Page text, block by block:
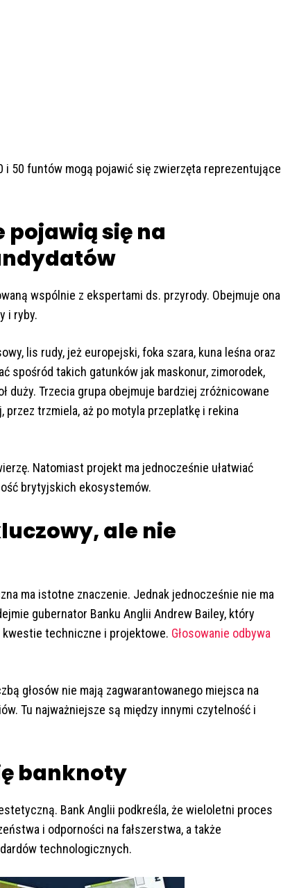
i 50 funtów mogą pojawić się zwierzęta reprezentujące
się na
wspólnie z ekspertami ds. przyrody. Obejmuje ona
i ryby.
lis rudy, jeż europejski, foka szara, kuna leśna oraz
spośród takich gatunków jak maskonur, zimorodek,
duży. Trzecia grupa obejmuje bardziej zróżnicowane
trzmiela, aż po motyla przeplatkę i rekina
Natomiast projekt ma jednocześnie ułatwiać
brytyjskich ekosystemów.
ale nie
ma istotne znaczenie. Jednak jednocześnie nie ma
gubernator Banku Anglii Andrew Bailey, który
kwestie techniczne i projektowe. Głosowanie odbywa
głosów nie mają zagwarantowanego miejsca na
Tu najważniejsze są między innymi czytelność i
banknoty
Bank Anglii podkreśla, że wieloletni proces
i odporności na fałszerstwa, a także
technologicznych.